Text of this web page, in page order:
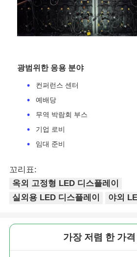
스테이지 LED 화면 임대
COB LED 비디오 월
투명한 LED 디스플레이
SMD LED 화면
야외 LED 디스플레이 보드
광범위한 응용 분야
컨퍼런스 센터
예배당
무역 박람회 부스
기업 로비
임대 준비
꼬리표:
옥외 고정형 LED 디스플레이
실외용 LED 디스플레이
야외
가장 저렴 한 가